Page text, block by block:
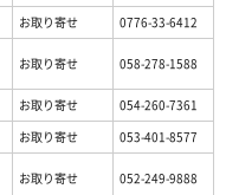
お取り寄せ 0776-33-6412
お取り寄せ 058-278-1588
お取り寄せ
054-260-7361
お取り寄せ 053-401-8577
お取り寄せ 052-249-9888